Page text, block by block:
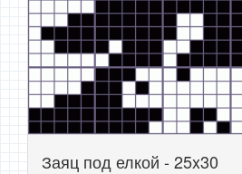
Заяц под елкой - 25x30